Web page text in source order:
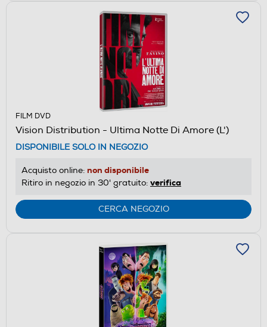
FILM DVD
Vision Distribution - Ultima Notte Di Amore (L')
DISPONIBILE SOLO IN NEGOZIO
Acquisto online: non disponibile
Ritiro in negozio in 30' gratuito: verifica
CERCA NEGOZIO